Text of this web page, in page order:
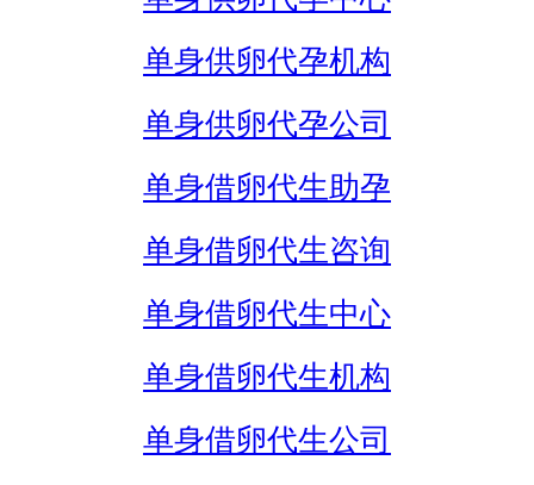
单身供卵代孕机构
单身供卵代孕公司
单身借卵代生助孕
单身借卵代生咨询
单身借卵代生中心
单身借卵代生机构
单身借卵代生公司